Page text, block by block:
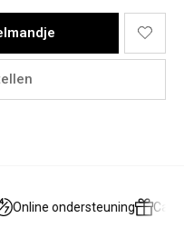
Online ondersteuning